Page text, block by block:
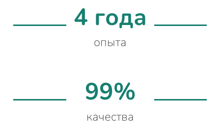
4 года
опыта
99%
качества